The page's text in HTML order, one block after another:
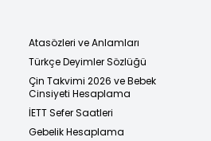
Atasözleri ve Anlamları
Türkçe Deyimler Sözlüğü
Çin Takvimi 2026 ve Bebek
Cinsiyeti Hesaplama
İETT Sefer Saatleri
Gebelik Hesaplama